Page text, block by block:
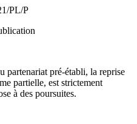
PL/P
partenariat pré-établi, la reprise
partielle, est strictement
à des poursuites.